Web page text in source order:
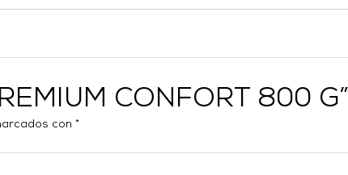
CONFORT 800 G”
con*